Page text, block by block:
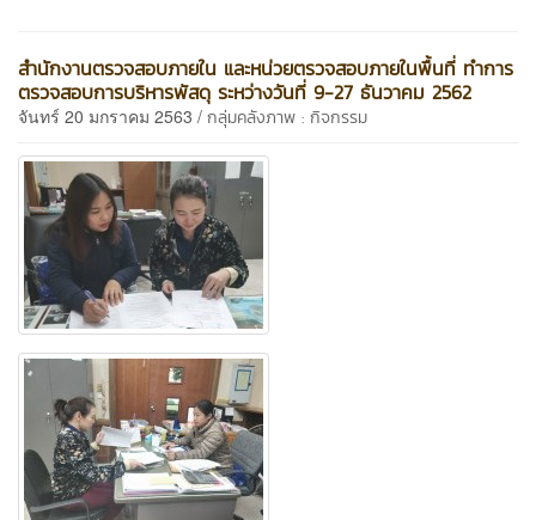
สำนักงานตรวจสอบภายใน และหน่วยตรวจสอบภายในพื้นที่ ทำการ
ตรวจสอบการบริหารพัสดุ ระหว่างวันที่ 9-27 ธันวาคม 2562
จันทร์ 20 มกราคม 2563 / กลุ่มคลังภาพ : กิจกรรม